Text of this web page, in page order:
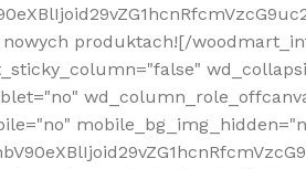
produktach![/